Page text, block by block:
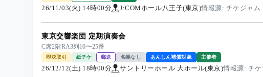
26/11/03(火) 14時00分 J:COMホール八王子(東京)情報源: チケジャム
東京交響楽団 定期演奏会
C席2階RA3列10〜25番
即決取引 紙チケ 郵送 名義なし あんしん補償対象 主催者
26/12/12(土) 18時00分 サントリーホール 大ホール(東京)情報源: チケ